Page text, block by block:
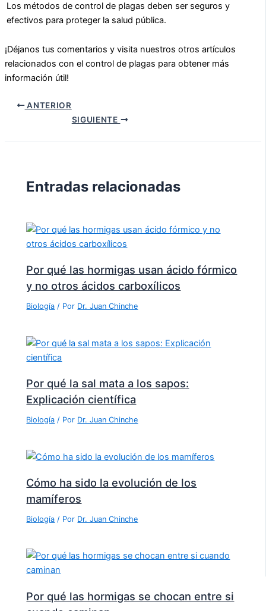
Los métodos de control de plagas deben ser seguros y
efectivos para proteger la salud pública.
¡Déjanos tus comentarios y visita nuestros otros artículos
relacionados con el control de plagas para obtener más
información útil!
ANTERIOR
SIGUIENTE
Entradas relacionadas
Por qué las hormigas usan ácido fórmico
y no otros ácidos carboxílicos
Biología / Por Dr. Juan Chinche
Por qué la sal mata a los sapos:
Explicación científica
Biología / Por Dr. Juan Chinche
Cómo ha sido la evolución de los
mamíferos
Biología / Por Dr. Juan Chinche
Por qué las hormigas se chocan entre si